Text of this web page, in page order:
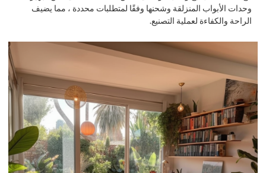
وحدات الأبواب المنزلقة وشحنها وفقًا لمتطلبات محددة ، مما يضيف
الراحة والكفاءة لعملية التصنيع.